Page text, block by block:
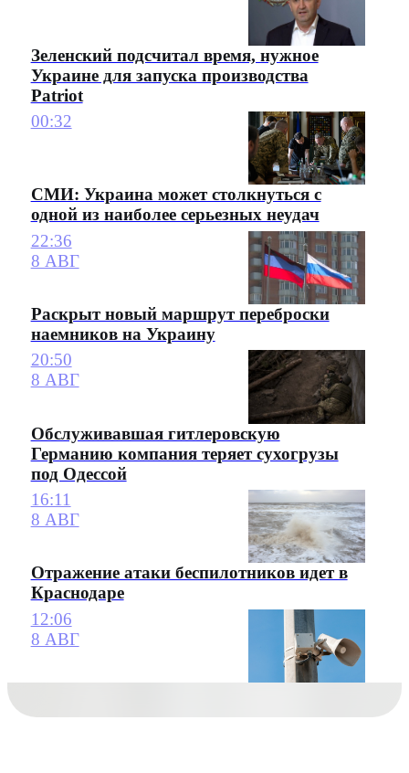
Зеленский подсчитал время, нужное
Украине для запуска производства
Patriot
00:32
СМИ: Украина может столкнуться с
одной из наиболее серьезных неудач
22:36
8 АВГ
Раскрыт новый маршрут переброски
наемников на Украину
20:50
8 АВГ
Обслуживавшая гитлеровскую
Германию компания теряет сухогрузы
под Одессой
16:11
8 АВГ
Отражение атаки беспилотников идет в
Краснодаре
12:06
8 АВГ